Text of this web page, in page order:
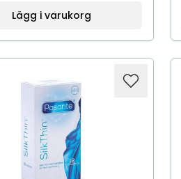
Lägg i varukorg